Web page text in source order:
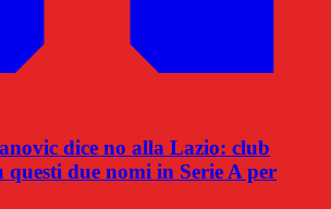
dice no alla Lazio: club
due nomi in Serie A per